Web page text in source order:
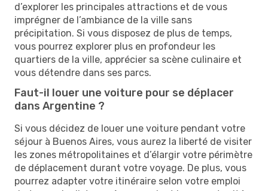
d’explorer les principales attractions et de vous
imprégner de l’ambiance de la ville sans
précipitation. Si vous disposez de plus de temps,
vous pourrez explorer plus en profondeur les
quartiers de la ville, apprécier sa scène culinaire et
vous détendre dans ses parcs.
Faut-il louer une voiture pour se déplacer
dans Argentine ?
Si vous décidez de louer une voiture pendant votre
séjour à Buenos Aires, vous aurez la liberté de visiter
les zones métropolitaines et d’élargir votre périmètre
de déplacement durant votre voyage. De plus, vous
pourrez adapter votre itinéraire selon votre emploi